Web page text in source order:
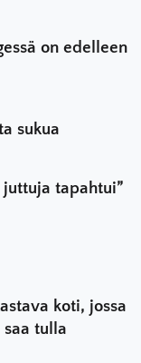
on edelleen
sukua
tapahtui”
koti, jossa
tulla